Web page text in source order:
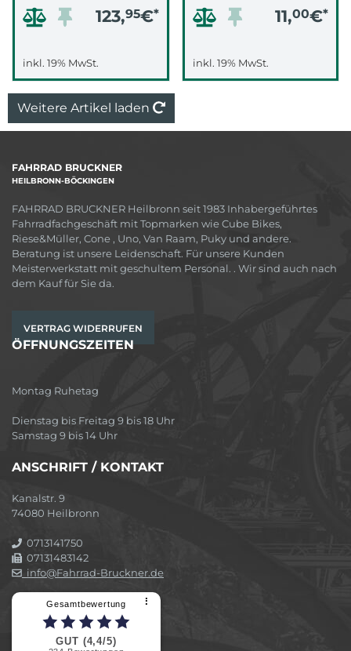
123,95€*
inkl. 19% MwSt.
11,00€*
inkl. 19% MwSt.
Weitere Artikel laden
FAHRRAD BRUCKNER
HEILBRONN-BÖCKINGEN
FAHRRAD BRUCKNER Heilbronn seit 1983 Inhabergeführtes
Fahrradfachgeschäft mit Topmarken wie Cube Bikes,
Riese&Müller, Cone , Uno, Van Raam, Puky und andere.
Beratung ist unsere Leidenschaft. Für unsere Kunden
Meisterwerkstatt mit geschultem Personal. . Wir sind auch nach
dem Kauf für Sie da.
VERTRAG WIDERRUFEN
ÖFFNUNGSZEITEN
Montag Ruhetag
Dienstag bis Freitag 9 bis 18 Uhr
Samstag 9 bis 14 Uhr
ANSCHRIFT / KONTAKT
Kanalstr. 9
74080 Heilbronn
0713141750
07131483142
info@Fahrrad-Bruckner.de
Gesamtbewertung ⠇
GUT (4,4/5)